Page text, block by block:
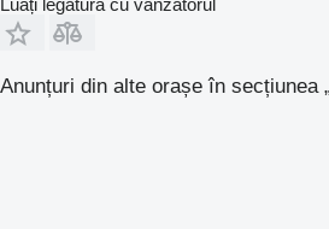
Luați legătura cu vânzătorul
Anunțuri din alte orașe în secțiunea